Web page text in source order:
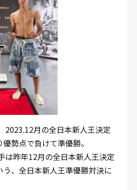
2023.12月の全日本新人王決定
勢点で負けて準優勝。
は昨年12月の全日本新人王決定
、全日本新人王準優勝対決に